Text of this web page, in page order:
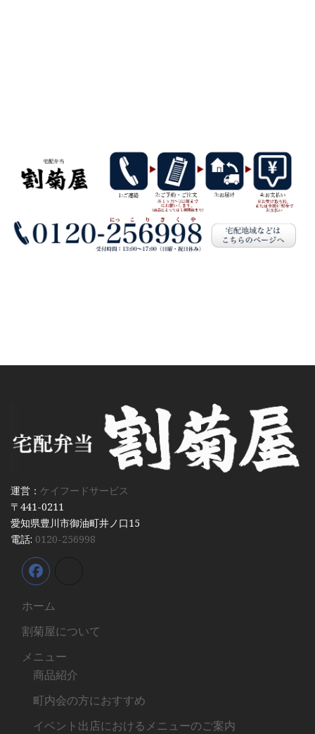
運営： ケイフードサービス
〒441-0211
愛知県豊川市御油町井ノ口15
電話: 0120-256998
ホーム
割菊屋について
メニュー
商品紹介
町内会の方におすすめ
イベント出店におけるメニューのご案内